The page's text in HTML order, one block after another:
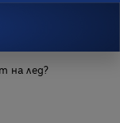
на лед?